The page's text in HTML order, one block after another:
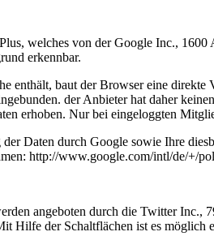
welches von der Google Inc.,
erkennbar.
enthält, baut der Browser eine
der Anbieter hat daher
erhoben. Nur bei eingeloggten
Daten durch Google sowie Ihre
http://www.google.com/intl/de/
angeboten durch die Twitter
Hilfe der Schaltflächen ist es